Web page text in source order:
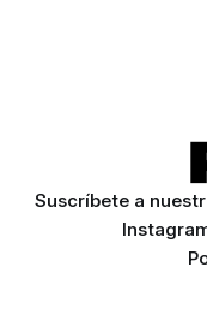
Suscríbete a